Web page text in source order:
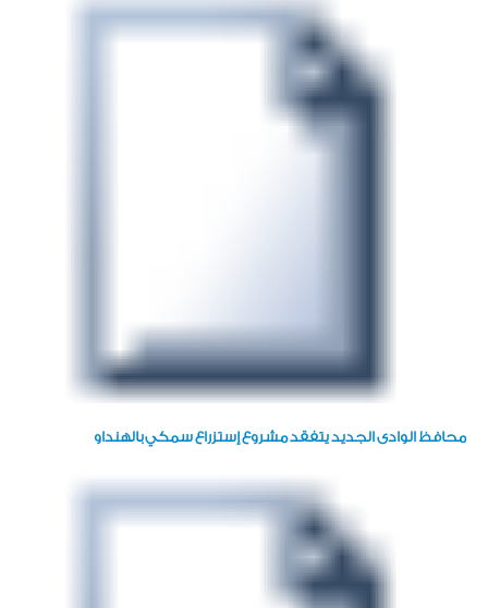
محافظ الوادى الجديد يتفقد مشروع إستزراع سمكي بالهنداو